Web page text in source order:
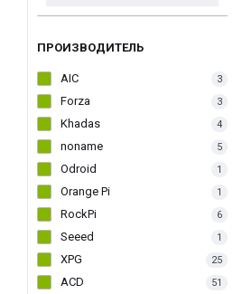
ПРОИЗВОДИТЕЛЬ
AIC 3
Forza 3
Khadas 4
noname 5
Odroid 1
Orange Pi 1
RockPi 6
Seeed 1
XPG 25
ACD 51